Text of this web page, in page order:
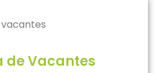
de Vacantes